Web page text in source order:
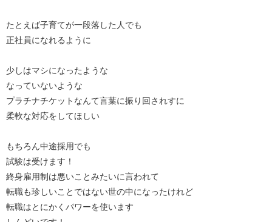
たとえば子育てが一段落した人でも
正社員になれるように
少しはマシになったような
なっていないような
プラチナチケットなんて言葉に振り回されすに
柔軟な対応をしてほしい
もちろん中途採用でも
試験は受けます！
終身雇用制は悪いことみたいに言われて
転職も珍しいことではない世の中になったけれど
転職はとにかくパワーを使います